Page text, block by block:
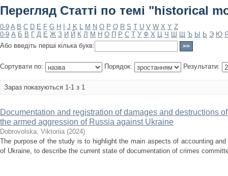
Перегляд Статті по темі "historical
0-9 A B C D E F G H J K L M N O P Q R S T U V W X Y Z
0-9 А Б В Г Д Е Ж З И Й К Л М Н О П Р С Т У Ф Х Ц Ч Ш Щ Ъ Ы Ь Э Ю
Або введіть перші кілька букв:
Сортувати по: Порядок: Результати:
Зараз показуються 1-1 з 1
Documentation and registration of damages and destructions
the armed aggression of Russia against Ukraine
Dobrovolska, Viktoriia (2024)
The purpose of the study is to highlight the main aspects of accounting
of Ukraine, to describe the current state of documentation of crimes